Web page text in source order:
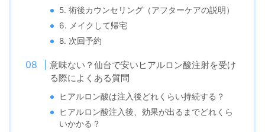
5. 術後カウンセリング（アフターケアの説明）
6. メイクして帰宅
8. 次回予約
意味ない？仙台で安いヒアルロン酸注射を受け
る際によくある質問
ヒアルロン酸は注入後どれくらい持続する？
ヒアルロン酸注入後、効果が出るまでどれくら
いかかる？